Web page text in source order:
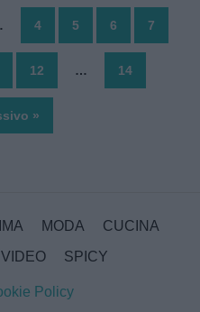
4 5 6 7
12 … 14
»
MODA
CUCINA
SPICY
Policy